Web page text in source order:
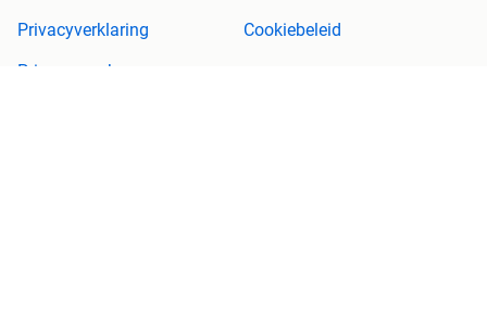
Privacyverklaring
Cookiebeleid
Privacyvoorkeuren